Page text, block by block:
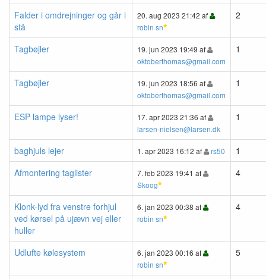
Falder i omdrejninger og går i
stå
20. aug 2023 21:42 af
robin sn
2
Tagbøjler
19. jun 2023 19:49 af
oktoberthomas@gmail.com
1
Tagbøjler
19. jun 2023 18:56 af
oktoberthomas@gmail.com
1
ESP lampe lyser!
17. apr 2023 21:36 af
larsen-nielsen@larsen.dk
1
baghjuls lejer 1. apr 2023 16:12 af rs50
1
Afmontering taglister
7. feb 2023 19:41 af
Skoog
4
Klonk-lyd fra venstre forhjul
ved kørsel på ujævn vej eller
huller
6. jan 2023 00:38 af
robin sn
4
Udlufte kølesystem
6. jan 2023 00:16 af
robin sn
5